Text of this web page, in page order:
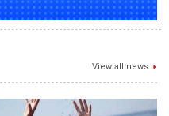
View all news